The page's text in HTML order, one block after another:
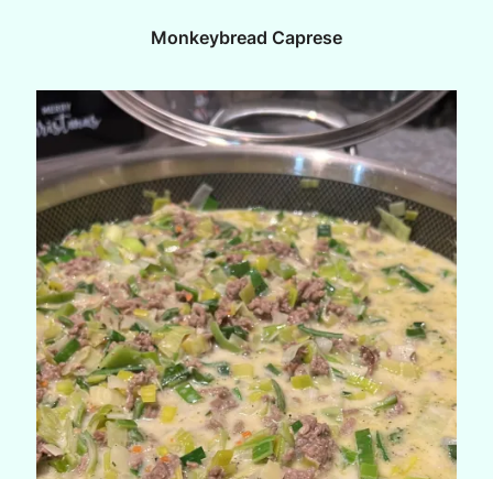
Monkeybread Caprese